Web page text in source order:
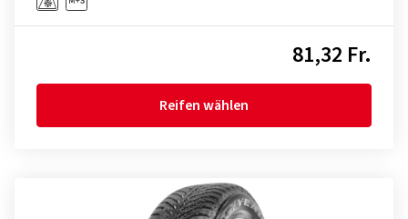
81,32 Fr.
Reifen wählen